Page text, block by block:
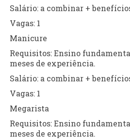
Salário: a combinar +
Vagas: 1
Manicure
Requisitos: Ensino
meses de experiência.
Salário: a combinar +
Vagas: 1
Megarista
Requisitos: Ensino
meses de experiência.